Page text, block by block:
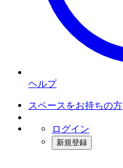
ヘルプ
スペースをお持ちの方
ログイン
新規登録